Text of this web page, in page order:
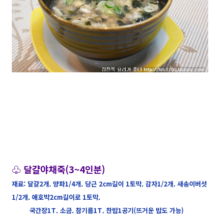
♧ 달걀야채죽(3~4인분)
재료: 달걀2개. 양파1/4개. 당근 2cm길이 1토막. 감자1/2개. 새송이버섯
1/2개. 애호박2cm길이로 1토막.
국간장1T. 소금. 참기름1T. 찬밥1공기(뜨거운 밥도 가능)